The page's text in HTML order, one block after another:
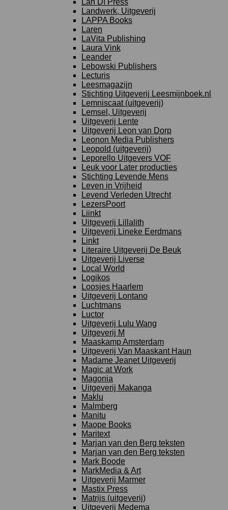
Lán Dì Press
Landwerk, Uitgeverij
LAPPA Books
Laren
LaVita Publishing
Laura Vink
Leander
Lebowski Publishers
Lecturis
Leesmagazijn
Stichting Uitgeverij Leesmijnboek.nl
Lemniscaat (uitgeverij)
Lemsel, Uitgeverij
Uitgeverij Lente
Uitgeverij Leon van Dorp
Leonon Media Publishers
Leopold (uitgeverij)
Leporello Uitgevers VOF
Leuk voor Later producties
Stichting Levende Mens
Leven in Vrijheid
Levend Verleden Utrecht
LezersPoort
Liinkt
Uitgeverij Lillalith
Uitgeverij Lineke Eerdmans
Linkt
Literaire Uitgeverij De Beuk
Uitgeverij Liverse
Local World
Logikos
Loosjes Haarlem
Uitgeverij Lontano
Luchtmans
Luctor
Uitgeverij Lulu Wang
Uitgeverij M
Maaskamp Amsterdam
Uitgeverij Van Maaskant Haun
Madame Jeanet Uitgeverij
Magic at Work
Magonia
Uitgeverij Makanga
Maklu
Malmberg
Manitu
Maope Books
Maritext
Marjan van den Berg teksten
Marjan van den Berg teksten
Mark Boode
MarkMedia & Art
Uitgeverij Marmer
Mastix Press
Matrijs (uitgeverij)
Uitgeverij Medema